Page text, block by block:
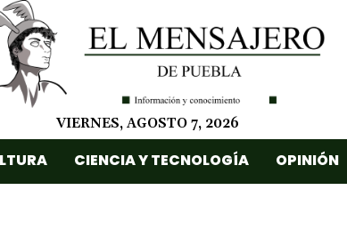
VIERNES, AGOSTO 7, 2026
CIENCIA Y TECNOLOGÍA OPINIÓN